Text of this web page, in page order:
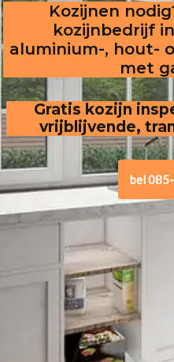
Kozijnen
kozijnbedrijf
aluminium-, hout-
met
Gratis kozijn
vrijblijvende,
bel